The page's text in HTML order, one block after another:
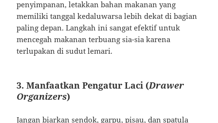
penyimpanan, letakkan bahan makanan yang
memiliki tanggal kedaluwarsa lebih dekat di bagian
paling depan. Langkah ini sangat efektif untuk
mencegah makanan terbuang sia-sia karena
terlupakan di sudut lemari.
3. Manfaatkan Pengatur Laci (Drawer
Organizers)
Jangan biarkan sendok, garpu, pisau, dan spatula